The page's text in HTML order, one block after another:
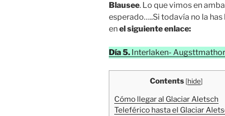
Blausee. Lo que vimos en
esperado…..Si todavía no la
enel siguiente enlace:
Día 5. Interlaken-
Contents [hide]
Cómo llegar al Glaciar Aletsch
Teleférico hasta el Glaciar